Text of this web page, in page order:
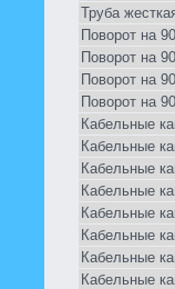
Труба
Поворот на
Поворот на
Поворот на
Поворот на
Кабельные
Кабельные
Кабельные
Кабельные
Кабельные
Кабельные
Кабельные
Кабельные